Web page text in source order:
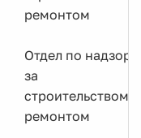
ремонтом
Отдел по надзору
за
строительством и
ремонтом